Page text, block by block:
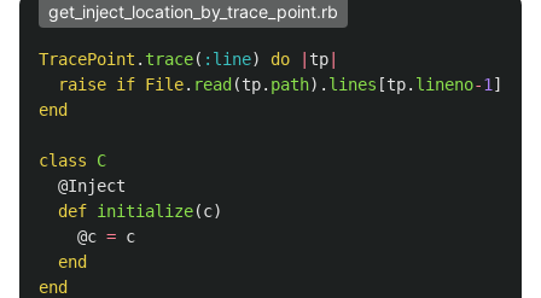
get_inject_location_by_trace_point.rb
TracePoint . trace( :line) do tp
raise if File. read (tp. path). lines [tp. lineno-1 ].
end
class
C
@Inject
def initialize(c)
@c = c
end
end